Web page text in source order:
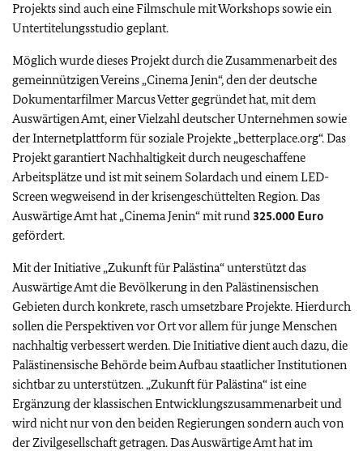
Projekts sind auch eine Filmschule mit Workshops sowie ein
Untertitelungsstudio geplant.
Möglich wurde dieses Projekt durch die Zusammenarbeit des
gemeinnützigen Vereins „Cinema Jenin“, den der deutsche
Dokumentarfilmer Marcus Vetter gegründet hat, mit dem
Auswärtigen Amt, einer Vielzahl deutscher Unternehmen sowie
der Internetplattform für soziale Projekte „betterplace.org“. Das
Projekt garantiert Nachhaltigkeit durch neugeschaffene
Arbeitsplätze und ist mit seinem Solardach und einem LED-
Screen wegweisend in der krisengeschüttelten Region. Das
Auswärtige Amt hat „Cinema Jenin“ mit rund325.000 Euro
gefördert.
Mit der Initiative „Zukunft für Palästina“ unterstützt das
Auswärtige Amt die Bevölkerung in den Palästinensischen
Gebieten durch konkrete, rasch umsetzbare Projekte. Hierdurch
sollen die Perspektiven vor Ort vor allem für junge Menschen
nachhaltig verbessert werden. Die Initiative dient auch dazu, die
Palästinensische Behörde beim Aufbau staatlicher Institutionen
sichtbar zu unterstützen. „Zukunft für Palästina“ ist eine
Ergänzung der klassischen Entwicklungszusammenarbeit und
wird nicht nur von den beiden Regierungen sondern auch von
der Zivilgesellschaft getragen. Das Auswärtige Amt hat im